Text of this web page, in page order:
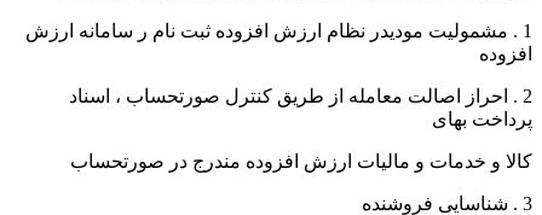
1 . مشمولیت مودیدر نظام ارزش افزوده ثبت نام ر سامانه ارزش
افزوده
2 . احراز اصالت معامله از طریق کنترل صورتحساب ، اسناد
پرداخت بهای
کالا و خدمات و مالیات ارزش افزوده مندرج در صورتحساب
3 . شناسایی فروشنده